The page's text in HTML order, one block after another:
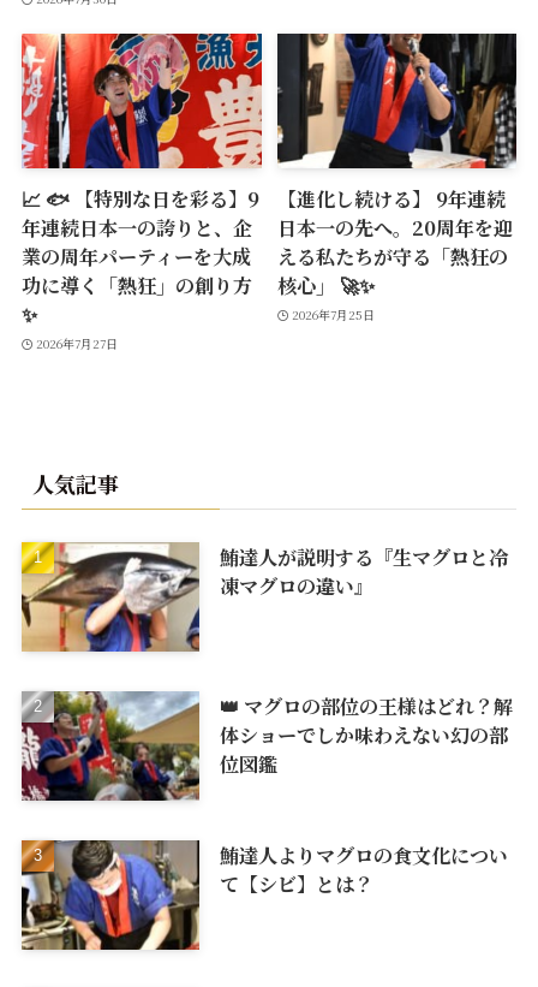
📈 🐟 【特別な日を彩る】9
年連続日本一の誇りと、企
業の周年パーティーを大成
功に導く「熱狂」の創り方
✨
2026年7月27日
【進化し続ける】 9年連続
日本一の先へ。20周年を迎
える私たちが守る「熱狂の
核心」 🚀✨
2026年7月25日
人気記事
鮪達人が説明する『生マグロと冷
凍マグロの違い』
👑 マグロの部位の王様はどれ？解
体ショーでしか味わえない幻の部
位図鑑
鮪達人よりマグロの食文化につい
て【シビ】とは？